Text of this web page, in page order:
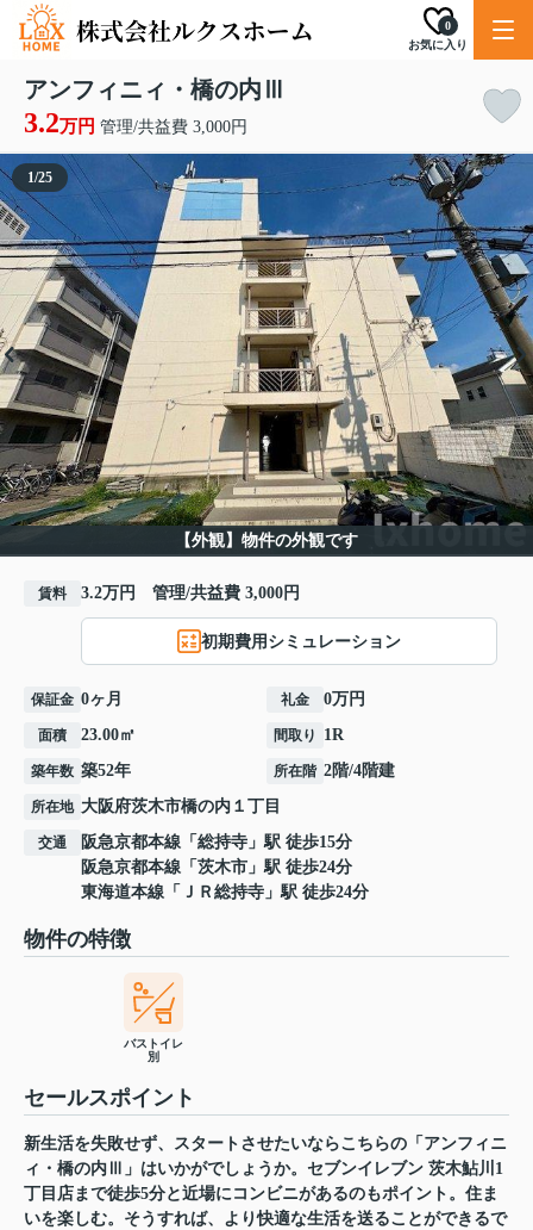
お気に入り
0
アンフィニィ・橋の内Ⅲ
3.2万円 管理/共益費 3,000円
【外観】物件の外観です
1/25
賃料 3.2万円 管理/共益費 3,000円
初期費用シミュレーション
保証金 0ヶ月 礼金 0万円
面積 23.00㎡ 間取り 1R
築年数 築52年 所在階 2階/4階建
所在地 大阪府茨木市橋の内 １丁目
交通 阪急京都本線 「 総持寺 」駅 徒歩15分
阪急京都本線 「 茨木市 」駅 徒歩24分
東海道本線 「 ＪＲ総持寺 」駅 徒歩24分
物件の特徴
バストイレ
別
セールスポイント
新生活を失敗せず、スタートさせたいならこちらの「アンフィニ
ィ・橋の内Ⅲ」はいかがでしょうか。セブンイレブン 茨木鮎川1
丁目店まで徒歩5分と近場にコンビニがあるのもポイント。住ま
いを楽しむ。そうすれば、より快適な生活を送ることができるで